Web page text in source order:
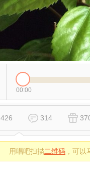
00:00
426 314
用唱吧扫描二维码 ，可